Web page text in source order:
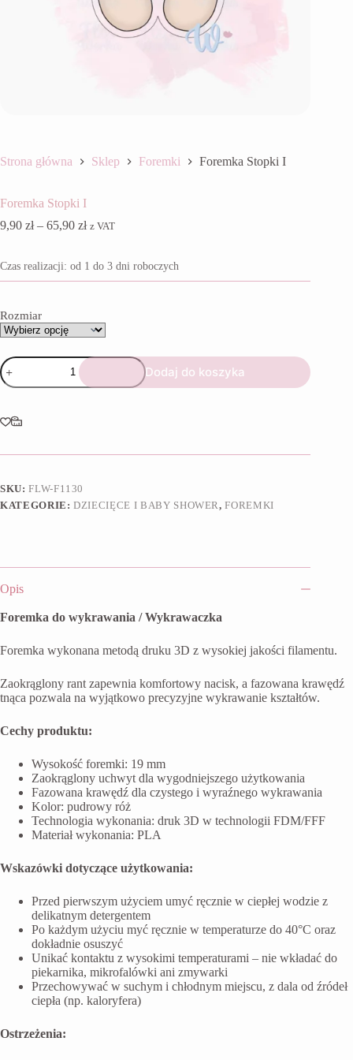
Strona główna Sklep Foremki Foremka Stopki I
Foremka Stopki I
9,90 zł – 65,90 złZakres
9,90 zł
do
z VAT
Czas realizacji: od 1 do 3 dni roboczych
Rozmiar
ilość
Foremka
Stopki
Dodaj do koszyka
SKU:FLW-F1130
KATEGORIE:DZIECIĘCE I BABY SHOWER,FOREMKI
Opis
Foremka do wykrawania / Wykrawaczka
Foremka wykonana metodą druku 3D z wysokiej jakości filamentu.
Zaokrąglony rant zapewnia komfortowy nacisk, a fazowana krawędź
tnąca pozwala na wyjątkowo precyzyjne wykrawanie kształtów.
Cechy produktu:
Wysokość foremki: 19 mm
Zaokrąglony uchwyt dla wygodniejszego użytkowania
Fazowana krawędź dla czystego i wyraźnego wykrawania
Kolor: pudrowy róż
Technologia wykonania: druk 3D w technologii FDM/FFF
Materiał wykonania: PLA
Wskazówki dotyczące użytkowania:
Przed pierwszym użyciem umyć ręcznie w ciepłej wodzie z
delikatnym detergentem
Po każdym użyciu myć ręcznie w temperaturze do 40°C oraz
dokładnie osuszyć
Unikać kontaktu z wysokimi temperaturami – nie wkładać do
piekarnika, mikrofalówki ani zmywarki
Przechowywać w suchym i chłodnym miejscu, z dala od źródeł
ciepła (np. kaloryfera)
Ostrzeżenia: